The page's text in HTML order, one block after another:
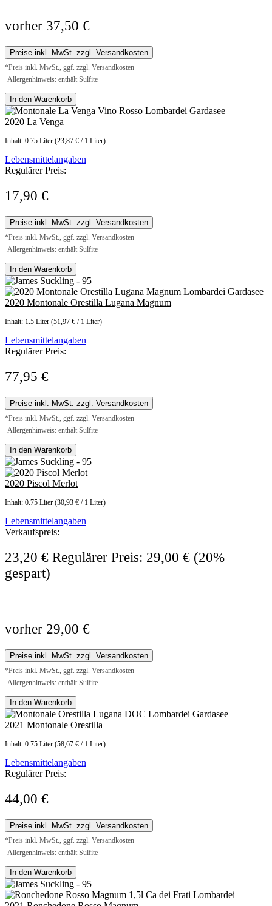
vorher 37,50 €
Preise inkl. MwSt. zzgl. Versandkosten
*Preis inkl. MwSt., ggf. zzgl. Versandkosten
Allergenhinweis: enthält Sulfite
In den Warenkorb
2020 La Venga
Inhalt: 0.75 Liter (23,87 € / 1 Liter)
Lebensmittelangaben
Regulärer Preis:
17,90 €
Preise inkl. MwSt. zzgl. Versandkosten
*Preis inkl. MwSt., ggf. zzgl. Versandkosten
Allergenhinweis: enthält Sulfite
In den Warenkorb
2020 Montonale Orestilla Lugana Magnum
Inhalt: 1.5 Liter (51,97 € / 1 Liter)
Lebensmittelangaben
Regulärer Preis:
77,95 €
Preise inkl. MwSt. zzgl. Versandkosten
*Preis inkl. MwSt., ggf. zzgl. Versandkosten
Allergenhinweis: enthält Sulfite
In den Warenkorb
2020 Piscol Merlot
Inhalt: 0.75 Liter (30,93 € / 1 Liter)
Lebensmittelangaben
Verkaufspreis:
23,20 € Regulärer Preis: 29,00 € (20%
gespart)
vorher 29,00 €
Preise inkl. MwSt. zzgl. Versandkosten
*Preis inkl. MwSt., ggf. zzgl. Versandkosten
Allergenhinweis: enthält Sulfite
In den Warenkorb
2021 Montonale Orestilla
Inhalt: 0.75 Liter (58,67 € / 1 Liter)
Lebensmittelangaben
Regulärer Preis:
44,00 €
Preise inkl. MwSt. zzgl. Versandkosten
*Preis inkl. MwSt., ggf. zzgl. Versandkosten
Allergenhinweis: enthält Sulfite
In den Warenkorb